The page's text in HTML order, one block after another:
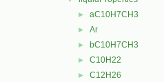
► aC10H7CH3
► Ar
► bC10H7CH3
► C10H22
► C12H26